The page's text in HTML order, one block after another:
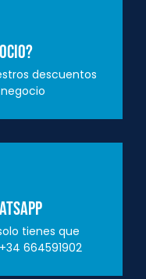
descuentos
tienes que
664591902